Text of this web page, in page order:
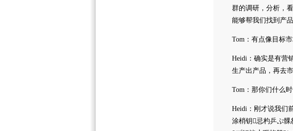
群的调研，分析，
能够帮我们找到产
Tom：有点像目标
Heidi：确实是有营
生产出产品，再去
Tom：那你们什么
Heidi：刚才说我们
涂梢钥忌杓乒ぷ